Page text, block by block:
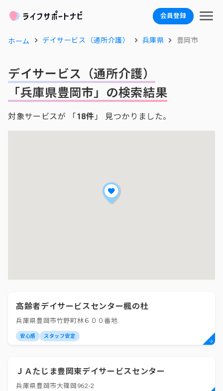
会員登録
ホーム デイサービス（通所介護） 兵庫県 豊岡市
デイサービス（通所介護）
「兵庫県豊岡市」の検索結果
対象サービスが 「18件 」 見つかりました。
高齢者デイサービスセンター楓の杜
兵庫県豊岡市竹野町林６００番地
安心感 スタッフ安定
ＪＡたじま豊岡東デイサービスセンター
兵庫県豊岡市大篠岡962-2